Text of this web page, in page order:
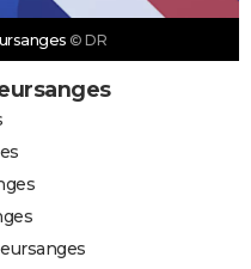
© DR